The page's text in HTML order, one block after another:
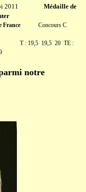
à Albi 2011 Médaille de
France Concours C
20 TE :
notre